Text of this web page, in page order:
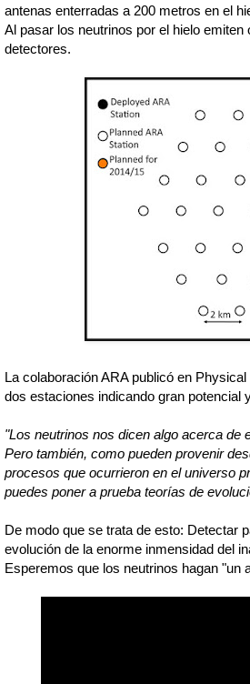
antenas enterradas a 200 metros en el
Al pasar los neutrinos por el hielo
detectores.
La colaboración ARA publicó en
dos estaciones indicando gran potencial
"Los neutrinos nos dicen algo acerca de
Pero también, como pueden provenir
procesos que ocurrieron en el universo
puedes poner a prueba teorías de
De modo que se trata de esto: Detectar
evolución de la enorme inmensidad del
Esperemos que los neutrinos hagan "un